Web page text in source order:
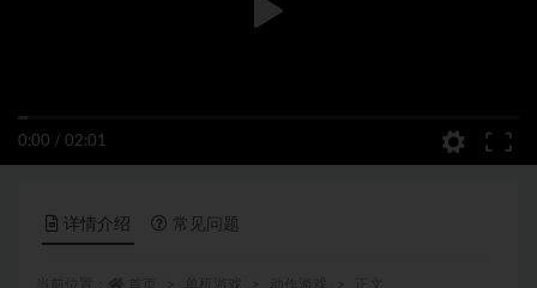
0:00 / 02:01
详情介绍 常见问题